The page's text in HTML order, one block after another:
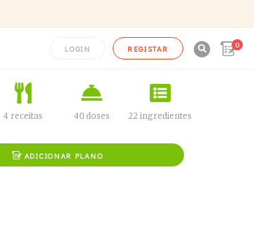
LOGIN REGISTAR 0
4 receitas 40 doses 22 ingredientes
 ADICIONAR PLANO